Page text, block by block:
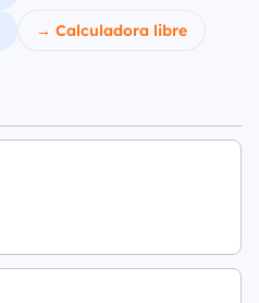
→ Calculadora libre